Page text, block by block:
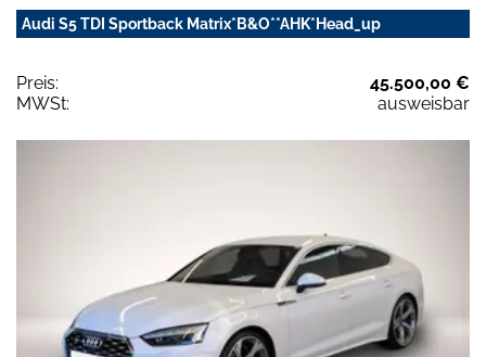
Audi S5 TDI Sportback Matrix*B&O**AHK*Head_up
Preis:
45.500,00 €
MWSt:
ausweisbar